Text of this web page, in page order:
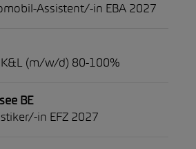
Assistent/-in EBA 2027
K&L (m/w/d) 80-100%
BE
in EFZ 2027